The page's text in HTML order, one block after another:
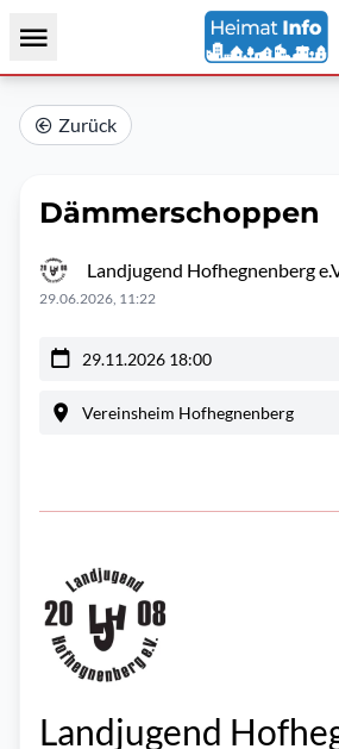
Zurück
Dämmerschoppen
Landjugend Hofhegnenberg
29.06.2026, 11:22
29.11.2026 18:00
Vereinsheim Hofhegnenberg
Landjugend